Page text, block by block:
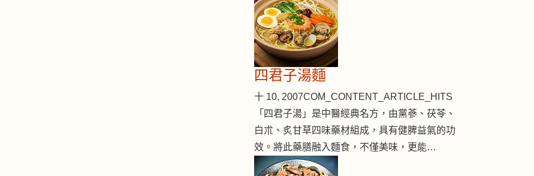
四君子湯麵
十 10, 2007COM_CONTENT_ARTICLE_HITS
「四君子湯」是中醫經典名方，由黨蔘、茯苓、
白朮、炙甘草四味藥材組成，具有健脾益氣的功
效。將此藥膳融入麵食，不僅美味，更能…